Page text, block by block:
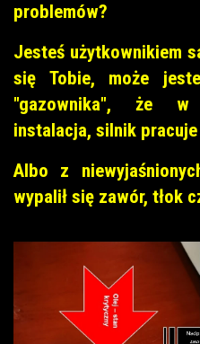
problemów?
Jesteś użytkownikiem
się Tobie, może
"gazownika", że w
instalacja, silnik
Albo z
wypalił się zawór, tłok